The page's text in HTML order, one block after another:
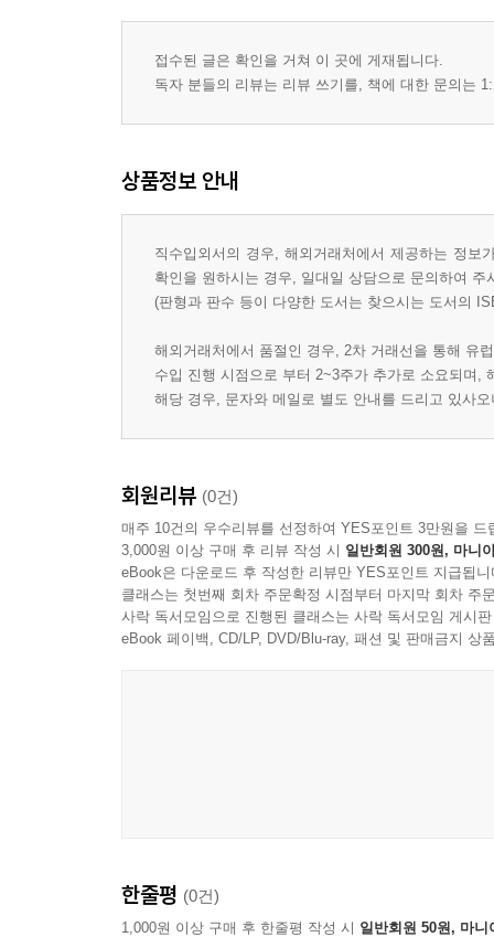
접수된 글은 확인을 거쳐 이 곳에 게재됩니다.
독자 분들의 리뷰는 리뷰 쓰기를, 책에 대한 문의는
상품정보 안내
직수입외서의 경우, 해외거래처에서 제공하는 정
확인을 원하시는 경우, 일대일 상담으로 문의하여 주
(판형과 판수 등이 다양한 도서는 찾으시는 도서의
해외거래처에서 품절인 경우, 2차 거래선을 통해 유
수입 진행 시점으로 부터 2~3주가 추가로 소요되며,
해당 경우, 문자와 메일로 별도 안내를 드리고 있사
회원리뷰 (0건)
매주 10건의 우수리뷰를 선정하여 YES포인트 3만원을 드
3,000원 이상 구매 후 리뷰 작성 시 일반회원 300원, 마니
eBook은 다운로드 후 작성한 리뷰만 YES포인트 지급됩니
클래스는 첫번째 회차 주문확정 시점부터 마지막 회차 주
사락 독서모임으로 진행된 클래스는 사락 독서모임 게시
eBook 페이백, CD/LP, DVD/Blu-ray, 패션 및 판매금지 상
한줄평 (0건)
1,000원 이상 구매 후 한줄평 작성 시 일반회원 50원, 마니